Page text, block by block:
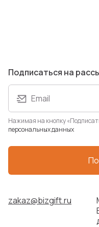
Артикул: P705.931
Подписаться на
Email
Нажимая на кнопку
персональных данных
zakaz@bizgift.ru